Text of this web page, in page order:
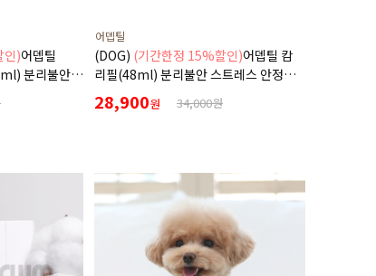
인)어뎁틸
분리불안
어뎁틸
(DOG) (기간한정 15%할인)어뎁틸 캄
리필(48ml) 분리불안 스트레스 안정
디퓨저 리필용
28,900원 34,000원